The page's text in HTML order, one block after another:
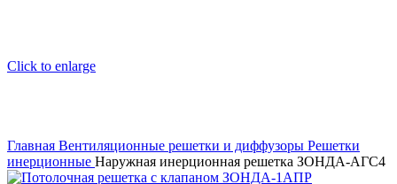
Click to enlarge
Главная Вентиляционные решетки и диффузоры Решетки
инерционные Наружная инерционная решетка ЗОНДА-АГС4